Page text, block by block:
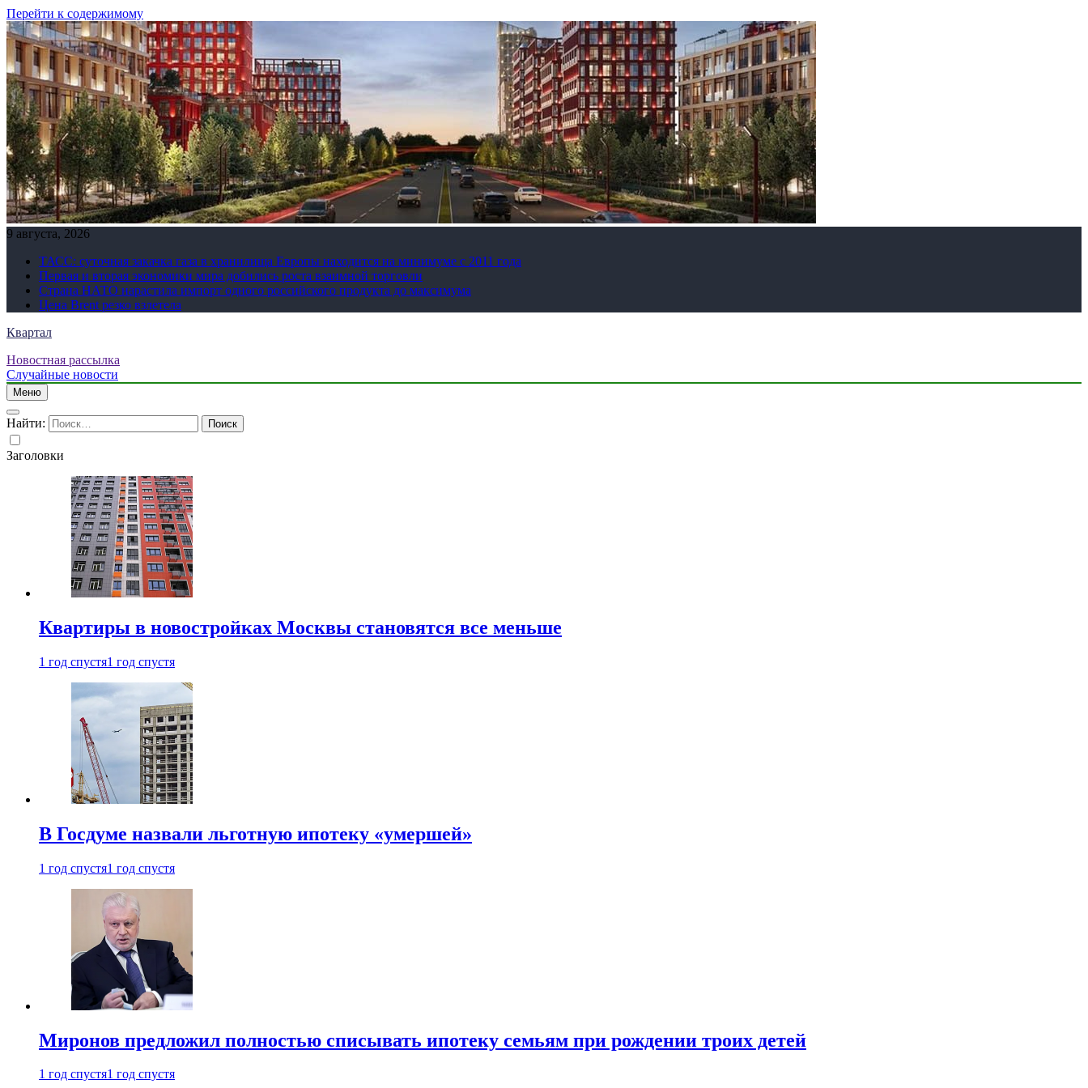
Перейти к содержимому
9 августа, 2026
ТАСС: суточная закачка газа в хранилища Европы находится на минимуме с 2011 года
Первая и вторая экономики мира добились роста взаимной торговли
Страна НАТО нарастила импорт одного российского продукта до максимума
Цена Brent резко взлетела
Квартал
Новостная рассылка
Случайные новости
Меню
Найти:
Заголовки
Квартиры в новостройках Москвы становятся все меньше
1 год спустя1 год спустя
В Госдуме назвали льготную ипотеку «умершей»
1 год спустя1 год спустя
Миронов предложил полностью списывать ипотеку семьям при рождении троих детей
1 год спустя1 год спустя